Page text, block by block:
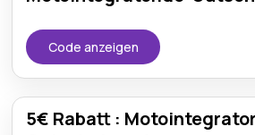
Code anzeigen
5€ Rabatt :